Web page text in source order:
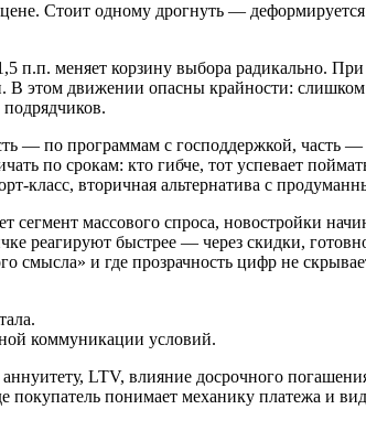
Стоит одному дрогнуть —
п.п. меняет корзину выбора радикально.
этом движении опасны крайности:
— по программам с господдержкой, часть
по срокам: кто гибче, тот успевает
класс, вторичная альтернатива с
массового спроса, новостройки
реагируют быстрее — через скидки,
смысла» и где прозрачность цифр не
коммуникации условий.
LTV, влияние досрочного
понимает механику платежа и